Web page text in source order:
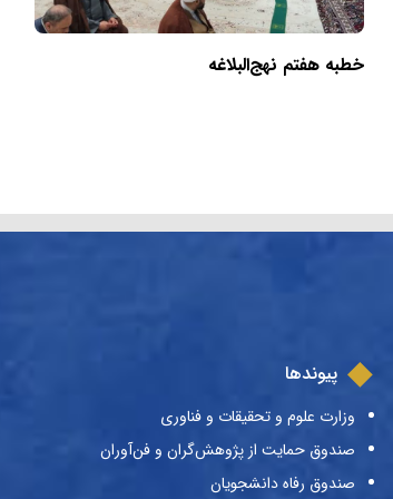
خطبه هفتم نهج‌البلاغه
پیوندها
وزارت علوم و تحقیقات و فناوری
صندوق حمایت از پژوهش‌گران و فن‌آوران
صندوق رفاه دانشجویان